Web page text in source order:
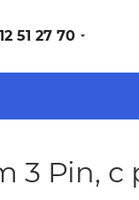
51 27 70
3 Pin, с